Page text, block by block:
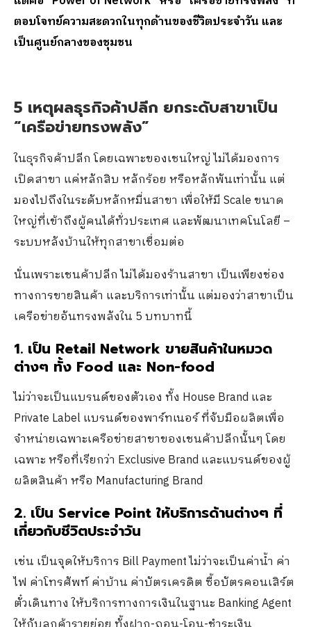
ตอบโจทย์ความสะดวกในทุกด้านของชีวิตประจำวัน และ
เป็นศูนย์กลางของชุมชน
5 เหตุผลธุรกิจค้าปลีก ยกระดับสาขาเป็น
“เครือข่ายทรงพลัง”
ในธุรกิจค้าปลีก โดยเฉพาะของเชนใหญ่ ไม่ได้มองการ
เปิดสาขา แค่หลักสิบ หลักร้อย หรือหลักพันเท่านั้น แต่
มองไปถึงในระดับหลักหมื่นสาขา เพื่อให้มี Scale ขนาด
ใหญ่ที่เข้าถึงผู้คนได้ทั่วประเทศ และพัฒนาเทคโนโลยี –
ระบบหลังบ้านให้ทุกสาขาเชื่อมต่อ
นั่นเพราะเชนค้าปลีก ไม่ได้มองร้านสาขา เป็นเพียงช่อง
ทางการขายสินค้า และบริการเท่านั้น แต่มองว่าสาขาเป็น
เครือข่ายอันทรงพลังใน 5 บทบาทนี้
1. เป็น Retail Network ขายสินค้าในหมวด
ต่างๆ ทั้ง Food และ Non-food
ไม่ว่าจะเป็นแบรนด์ของตัวเอง ทั้ง House Brand และ
Private Label แบรนด์ของพาร์ทเนอร์ ที่จับมือผลิตเพื่อ
จำหน่ายเฉพาะเครือข่ายสาขาของเชนค้าปลีกนั้นๆ โดย
เฉพาะ หรือที่เรียกว่า Exclusive Brand และแบรนด์ของผู้
ผลิตสินค้า หรือ Manufacturing Brand
2. เป็น Service Point ให้บริการด้านต่างๆ ที่
เกี่ยวกับชีวิตประจำวัน
เช่น เป็นจุดให้บริการ Bill Payment ไม่ว่าจะเป็นค่าน้ำ ค่า
ไฟ ค่าโทรศัพท์ ค่าบ้าน ค่าบัตรเครดิต ซื้อบัตรคอนเสิร์ต
ตั๋วเดินทาง ให้บริการทางการเงินในฐานะ Banking Agent